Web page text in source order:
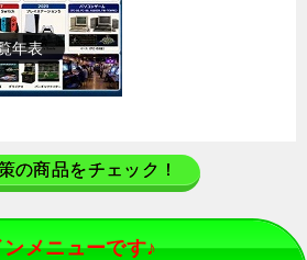
年表
の商品をチェック！
ンメニューです♪